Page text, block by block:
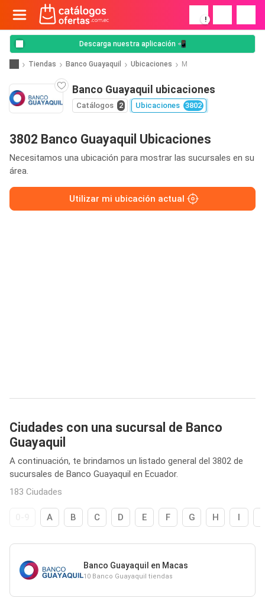
!
Descarga nuestra aplicación 📲
Tiendas Banco Guayaquil Ubicaciones M
Banco Guayaquil ubicaciones
Catálogos 2 Ubicaciones 3802
3802 Banco Guayaquil Ubicaciones
Necesitamos una ubicación para mostrar las sucursales en su
área.
Utilizar mi ubicación actual
Ciudades con una sucursal de Banco
Guayaquil
A continuación, te brindamos un listado general del 3802 de
sucursales de Banco Guayaquil en Ecuador.
183 Ciudades
A B C D E F G H I
Banco Guayaquil en Macas
10 Banco Guayaquil tiendas